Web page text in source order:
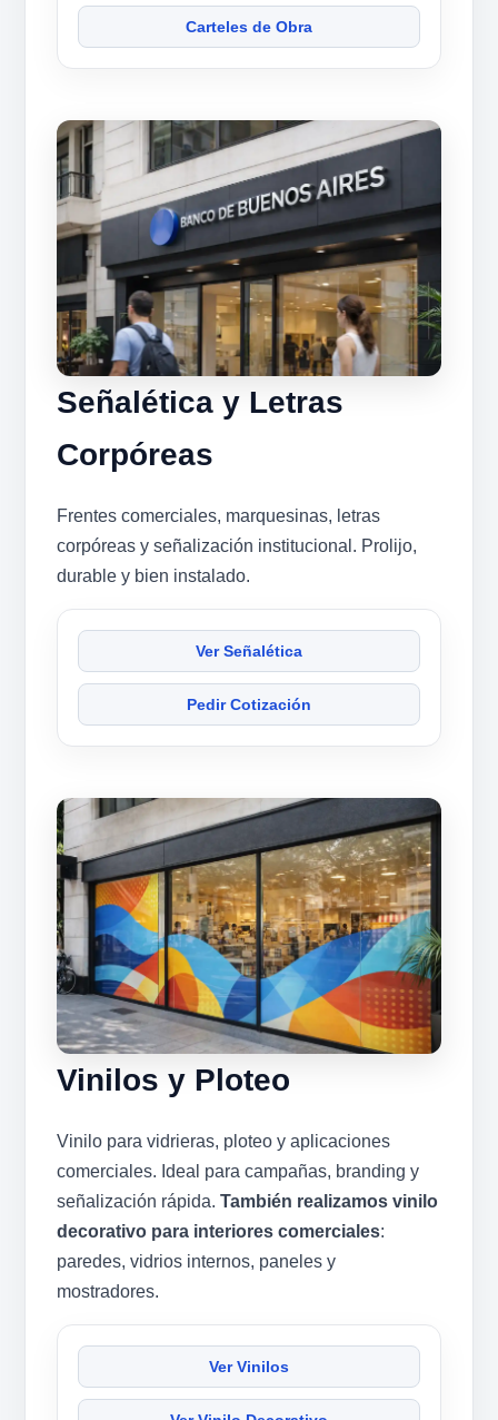
Carteles de Obra
Señalética y Letras
Corpóreas
Frentes comerciales, marquesinas, letras
corpóreas y señalización institucional. Prolijo,
durable y bien instalado.
Ver Señalética
Pedir Cotización
Vinilos y Ploteo
Vinilo para vidrieras, ploteo y aplicaciones
comerciales. Ideal para campañas, branding y
señalización rápida.También realizamos vinilo
decorativo para interiores comerciales:
paredes, vidrios internos, paneles y
mostradores.
Ver Vinilos